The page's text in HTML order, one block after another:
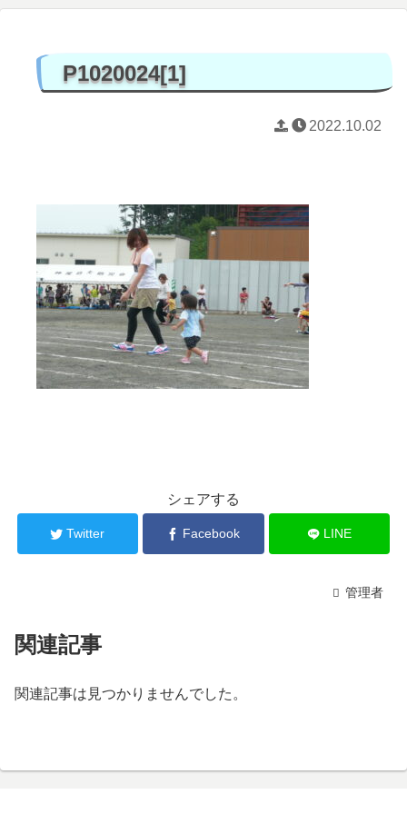
P1020024[1]
2022.10.02
シェアする
Twitter Facebook LINE
管理者
関連記事
関連記事は見つかりませんでした。